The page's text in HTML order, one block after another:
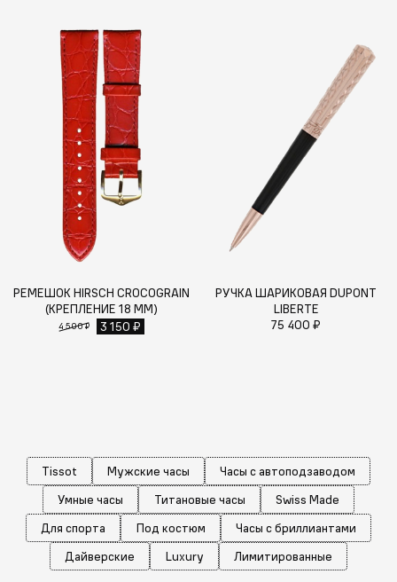
РЕМЕШОК HIRSCH CROCOGRAIN
(КРЕПЛЕНИЕ 18 ММ)
4 500 ₽ 3 150 ₽
РУЧКА ШАРИКОВАЯ DUPONT
LIBERTE
75 400 ₽
Tissot Мужские часы
Часы с автоподзаводом
Умные часы
Титановые часы
Swiss Made
Для спорта
Под костюм
Часы с бриллиантами
Дайверские
Luxury Лимитированные